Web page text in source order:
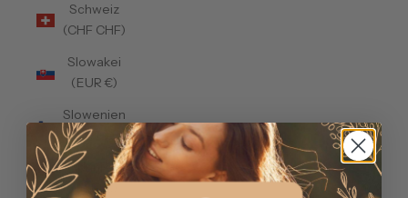
Schweiz
(CHF CHF)
Slowakei
(EUR €)
Slowenien
(EUR €)
Spanien
(EUR €)